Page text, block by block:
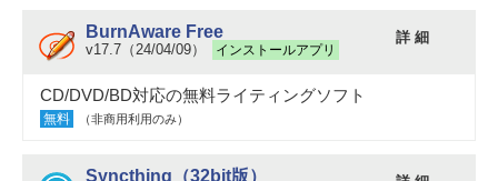
BurnAware Free
v17.7（24/04/09） インストールアプリ
詳 細
CD/DVD/BD対応の無料ライティングソフト
無料 （非商用利用のみ）
Syncthing（32bit版）